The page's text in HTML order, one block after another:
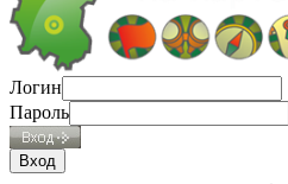
Логин
Пароль